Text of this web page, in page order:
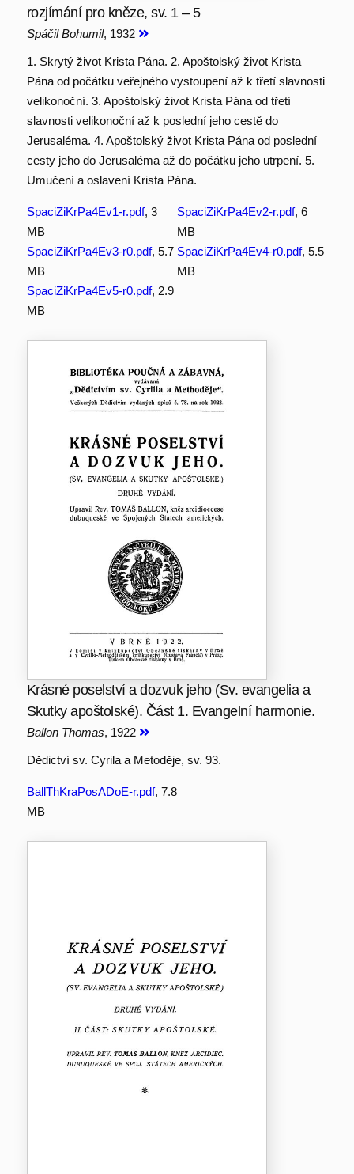
rozjímání pro kněze, sv. 1 – 5
Spáčil Bohumil, 1932
1. Skrytý život Krista Pána. 2. Apoštolský život Krista
Pána od počátku veřejného vystoupení až k třetí slavnosti
velikonoční. 3. Apoštolský život Krista Pána od třetí
slavnosti velikonoční až k poslední jeho cestě do
Jerusaléma. 4. Apoštolský život Krista Pána od poslední
cesty jeho do Jerusaléma až do počátku jeho utrpení. 5.
Umučení a oslavení Krista Pána.
SpaciZiKrPa4Ev1-r.pdf, 3
MB
SpaciZiKrPa4Ev2-r.pdf, 6
MB
SpaciZiKrPa4Ev3-r0.pdf, 5.7
MB
SpaciZiKrPa4Ev4-r0.pdf, 5.5
MB
SpaciZiKrPa4Ev5-r0.pdf, 2.9
MB
Krásné poselství a dozvuk jeho (Sv. evangelia a
Skutky apoštolské). Část 1. Evangelní harmonie.
Ballon Thomas, 1922
Dědictví sv. Cyrila a Metoděje, sv. 93.
BallThKraPosADoE-r.pdf, 7.8
MB